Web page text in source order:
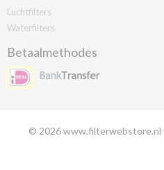
Luchtfilters
Waterfilters
Betaalmethodes
© 2026 www.filterwebstore.nl